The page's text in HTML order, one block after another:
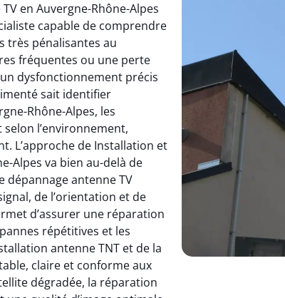
en Auvergne-Rhône-Alpes
capable de comprendre
très pénalisantes au
fréquentes ou une perte
dysfonctionnement précis
sait identifier
Rhône-Alpes, les
l’environnement,
L’approche de Installation et
Alpes va bien au-delà de
dépannage antenne TV
de l’orientation et de
d’assurer une réparation
répétitives et les
antenne TNT et de la
claire et conforme aux
dégradée, la réparation